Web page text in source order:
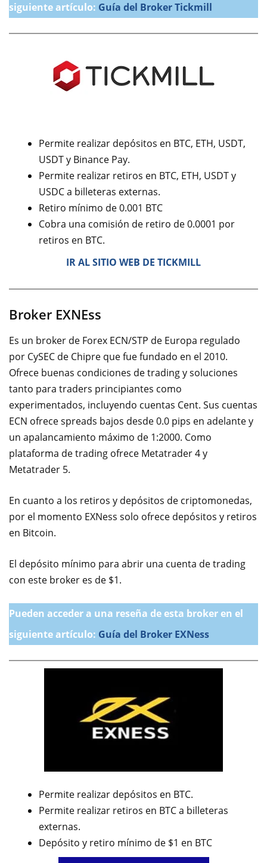
siguiente artículo: Guía del Broker Tickmill
Permite realizar depósitos en BTC, ETH, USDT,
USDT y Binance Pay.
Permite realizar retiros en BTC, ETH, USDT y
USDC a billeteras externas.
Retiro mínimo de 0.001 BTC
Cobra una comisión de retiro de 0.0001 por
retiros en BTC.
IR AL SITIO WEB DE TICKMILL
Broker EXNEss
Es un broker de Forex ECN/STP de Europa regulado
por CySEC de Chipre que fue fundado en el 2010.
Ofrece buenas condiciones de trading y soluciones
tanto para traders principiantes como
experimentados, incluyendo cuentas Cent. Sus cuentas
ECN ofrece spreads bajos desde 0.0 pips en adelante y
un apalancamiento máximo de 1:2000. Como
plataforma de trading ofrece Metatrader 4 y
Metatrader 5.
En cuanto a los retiros y depósitos de criptomonedas,
por el momento EXNess solo ofrece depósitos y retiros
en Bitcoin.
El depósito mínimo para abrir una cuenta de trading
con este broker es de $1.
Pueden acceder a una reseña de esta broker en el
siguiente artículo: Guía del Broker EXNess
Permite realizar depósitos en BTC.
Permite realizar retiros en BTC a billeteras
externas.
Depósito y retiro mínimo de $1 en BTC